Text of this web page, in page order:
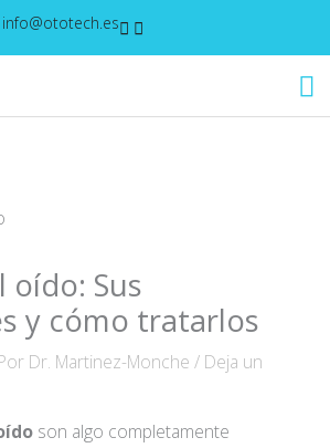
info@ototech.es
oído: Sus
y cómo tratarlos
Dr. Martinez-Monche/ Deja un
son algo completamente